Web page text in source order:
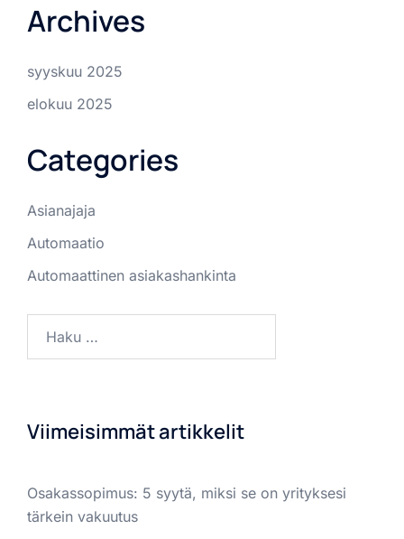
Archives
syyskuu 2025
elokuu 2025
Categories
Asianajaja
Automaatio
Automaattinen asiakashankinta
Viimeisimmät artikkelit
Osakassopimus: 5 syytä, miksi se on yrityksesi
tärkein vakuutus